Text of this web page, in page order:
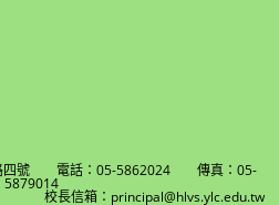
路四號 電話：05-5862024 傳真：05-
5879014
校長信箱：principal@hlvs.ylc.edu.tw